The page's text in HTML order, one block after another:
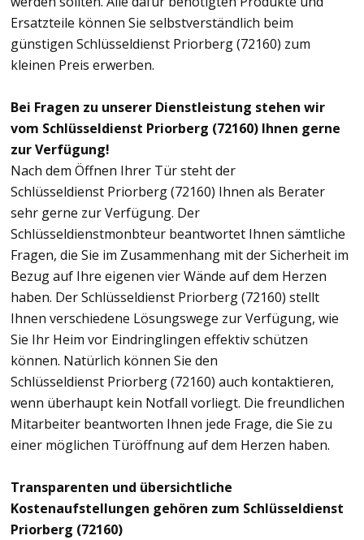
Ersatzteile können Sie selbstverständlich beim
günstigen Schlüsseldienst Priorberg (72160) zum
kleinen Preis erwerben.
Bei Fragen zu unserer Dienstleistung stehen wir
vom Schlüsseldienst Priorberg (72160) Ihnen gerne
zur Verfügung!
Nach dem Öffnen Ihrer Tür steht der
Schlüsseldienst Priorberg (72160) Ihnen als Berater
sehr gerne zur Verfügung. Der
Schlüsseldienstmonbteur beantwortet Ihnen sämtliche
Fragen, die Sie im Zusammenhang mit der Sicherheit im
Bezug auf Ihre eigenen vier Wände auf dem Herzen
haben. Der Schlüsseldienst Priorberg (72160) stellt
Ihnen verschiedene Lösungswege zur Verfügung, wie
Sie Ihr Heim vor Eindringlingen effektiv schützen
können. Natürlich können Sie den
Schlüsseldienst Priorberg (72160) auch kontaktieren,
wenn überhaupt kein Notfall vorliegt. Die freundlichen
Mitarbeiter beantworten Ihnen jede Frage, die Sie zu
einer möglichen Türöffnung auf dem Herzen haben.
Transparenten und übersichtliche
Kostenaufstellungen gehören zum Schlüsseldienst
Priorberg (72160)